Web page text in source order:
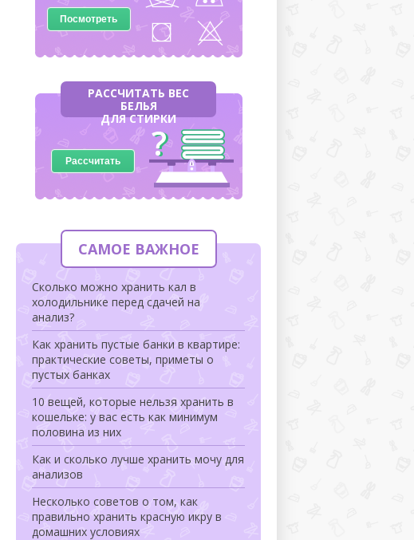
Посмотреть
РАССЧИТАТЬ ВЕС
БЕЛЬЯ
ДЛЯ СТИРКИ
Рассчитать
САМОЕ ВАЖНОЕ
Сколько можно хранить кал в
холодильнике перед сдачей на
анализ?
Как хранить пустые банки в квартире:
практические советы, приметы о
пустых банках
10 вещей, которые нельзя хранить в
кошельке: у вас есть как минимум
половина из них
Как и сколько лучше хранить мочу для
анализов
Несколько советов о том, как
правильно хранить красную икру в
домашних условиях